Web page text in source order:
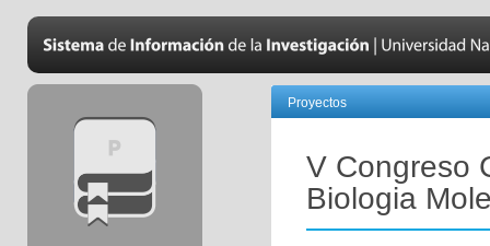
Proyectos
V Congreso
Biologia